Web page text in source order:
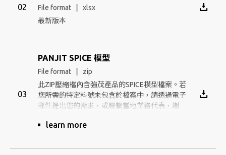
File format
xlsx
最新版本
PANJIT SPICE 模型
File format
zip
此ZIP壓縮檔內含強茂產品的SPICE模型檔案。若
您所需的特定料號未包含於檔案中，請透過電子
郵件提出您的需求，或聯繫當地業務代表，謝